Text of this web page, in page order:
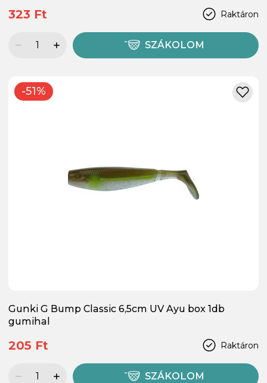
Raktáron
323 Ft
SZÁKOLOM
-51%
Gunki G Bump Classic 6,5cm UV Ayu box 1db
gumihal
Raktáron
205 Ft
SZÁKOLOM